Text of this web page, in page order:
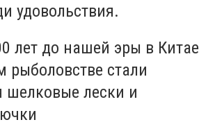
удовольствия.
лет до нашей эры в Китае
рыболовстве стали
шелковые лески и